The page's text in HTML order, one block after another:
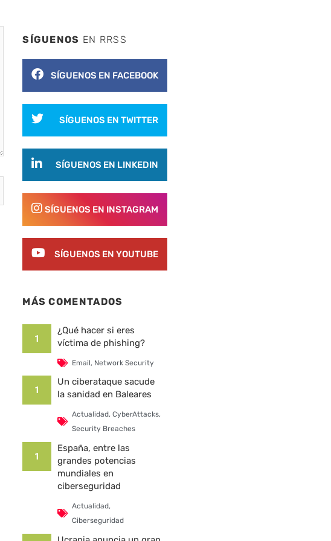
SÍGUENOS EN RRSS
SÍGUENOS EN FACEBOOK
SÍGUENOS EN TWITTER
SÍGUENOS EN LINKEDIN
SÍGUENOS EN INSTAGRAM
SÍGUENOS EN YOUTUBE
MÁS COMENTADOS
1
¿Qué hacer si eres
víctima de phishing?
Email, Network Security
1
Un ciberataque sacude
la sanidad en Baleares
Actualidad, CyberAttacks,
Security Breaches
1
España, entre las
grandes potencias
mundiales en
ciberseguridad
Actualidad,
Ciberseguridad